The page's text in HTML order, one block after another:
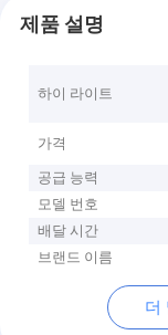
제품 설명
하이 라이트
가격
공급 능력
모델 번호
배달 시간
브랜드 이름
더